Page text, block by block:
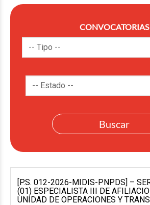
CONVOCATORIAS
[P.S. 012-2026-MIDIS-PNPDS] –
(01) ESPECIALISTA III DE
UNIDAD DE OPERACIONES Y